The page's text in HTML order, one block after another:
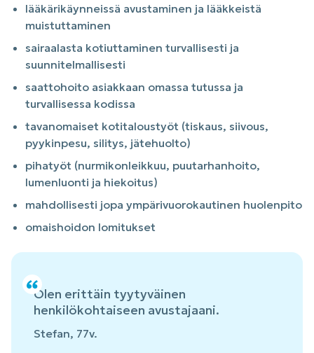
lääkärikäynneissä avustaminen ja lääkkeistä
muistuttaminen
sairaalasta kotiuttaminen turvallisesti ja
suunnitelmallisesti
saattohoito asiakkaan omassa tutussa ja
turvallisessa kodissa
tavanomaiset kotitaloustyöt (tiskaus, siivous,
pyykinpesu, silitys, jätehuolto)
pihatyöt (nurmikonleikkuu, puutarhanhoito,
lumenluonti ja hiekoitus)
mahdollisesti jopa ympärivuorokautinen huolenpito
omaishoidon lomitukset
Olen erittäin tyytyväinen
henkilökohtaiseen avustajaani.
Stefan, 77v.